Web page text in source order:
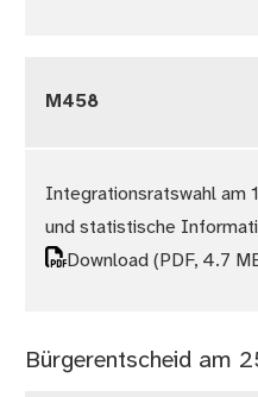
M458
Integrationsratswahl am
und statistische
Download(PDF, 4.7
Bürgerentscheid am